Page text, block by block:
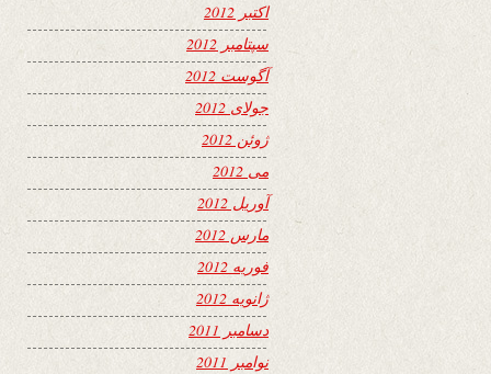
اکتبر 2012
سپتامبر 2012
آگوست 2012
جولای 2012
ژوئن 2012
می 2012
آوریل 2012
مارس 2012
فوریه 2012
ژانویه 2012
دسامبر 2011
نوامبر 2011